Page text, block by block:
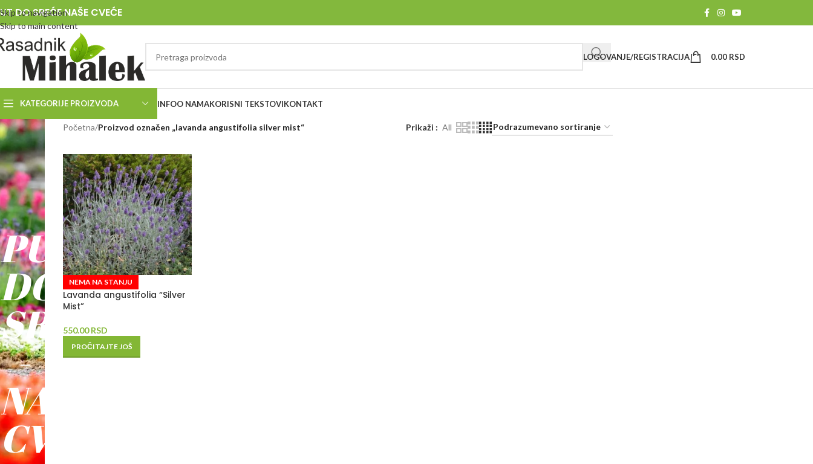
Skip to navigation
Skip to main content
DO SREĆE NAŠE CVEĆE
LOGOVANJE/REGISTRACIJA 0.00 RSD
KATEGORIJE PROIZVODA INFOO NAMAKORISNI TEKSTOVIKONTAKT
RASADNIK
MIHALEK
PUT
DO
SREĆE
-
NAŠE
CVEĆE
Početna/Proizvod označen „lavanda angustifolia silver mist“ Prikaži All
NEMA NA STANJU
Lavanda angustifolia “Silver
Mist”
550.00RSD
PROČITAJTE JOŠ